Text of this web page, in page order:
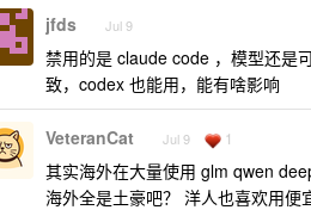
jfds Jul 9
禁用的是 claude code ，模型还是
致，codex 也能用，能有啥影响
VeteranCat Jul 9 1
其实海外在大量使用 glm qwen
海外全是土豪吧？ 洋人也喜欢用